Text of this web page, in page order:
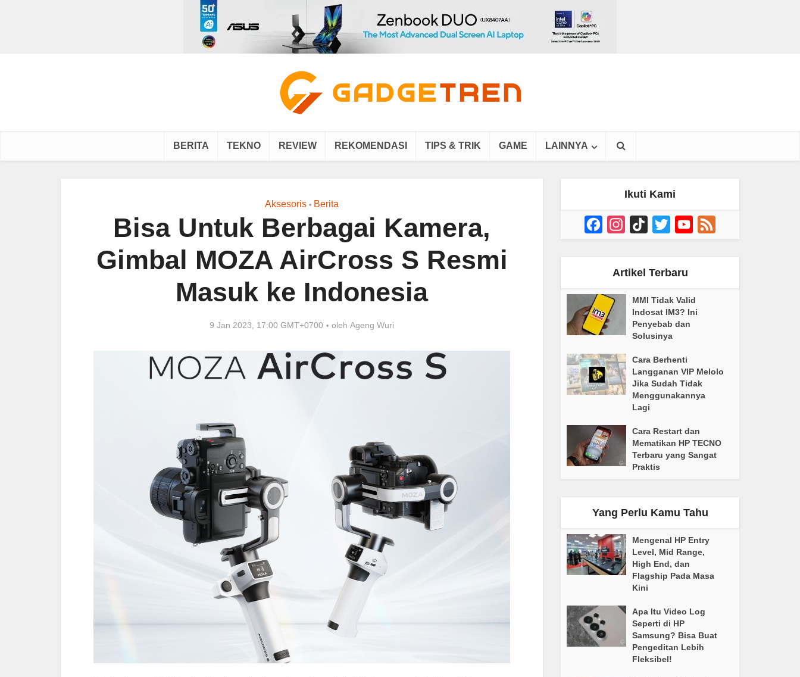
BERITA TEKNO REVIEW REKOMENDASI TIPS & TRIK GAME LAINNYA
Aksesoris • Berita
Bisa Untuk Berbagai Kamera,
Gimbal MOZA AirCross S Resmi
Masuk ke Indonesia
9 Jan 2023, 17:00 GMT+0700 oleh Ageng Wuri
Ikuti Kami
FacebookInstagram
TikTok Twitter YouTube
Channel
Artikel Terbaru
MMI Tidak Valid
Indosat IM3? Ini
Penyebab dan
Solusinya
Cara Berhenti
Langganan VIP Melolo
Jika Sudah Tidak
Menggunakannya
Lagi
Cara Restart dan
Mematikan HP TECNO
Terbaru yang Sangat
Praktis
Yang Perlu Kamu Tahu
Mengenal HP Entry
Level, Mid Range,
High End, dan
Flagship Pada Masa
Kini
Apa Itu Video Log
Seperti di HP
Samsung? Bisa Buat
Pengeditan Lebih
Fleksibel!